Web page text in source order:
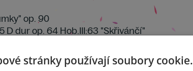
op. 90
D dur op. 64 Hob.III:63 "Skřivánčí"
F dur op. 96 "Americký"
stránky používají soubory cookie.